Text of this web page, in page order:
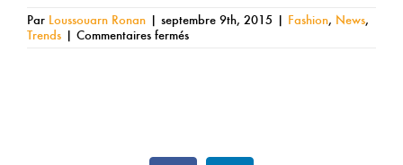
Par Loussouarn Ronan | septembre 9th, 2015 | Fashion, News,
Trends | Commentaires ferméssur